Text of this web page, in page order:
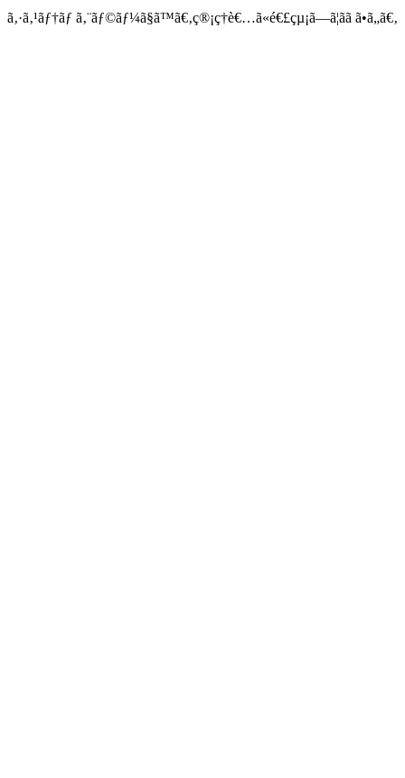
ã‚·ã‚¹ãƒ†ãƒ ã‚¨ãƒ©ãƒ¼ã§ã™ã€‚ç®¡ç†è€…ã«é€£çµ¡ã—ã¦ãã ã•ã„ã€‚